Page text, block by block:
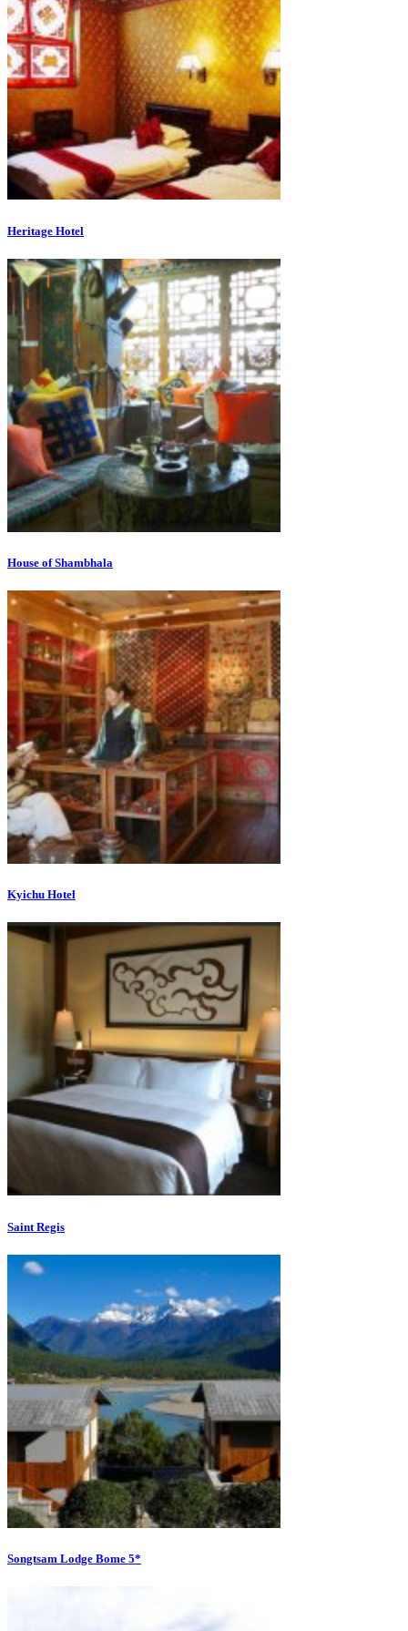
Heritage Hotel
House of Shambhala
Kyichu Hotel
Saint Regis
Songtsam Lodge Bome 5*